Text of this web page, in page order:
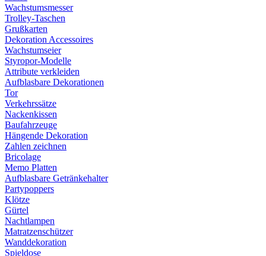
Wachstumsmesser
Trolley-Taschen
Grußkarten
Dekoration Accessoires
Wachstumseier
Styropor-Modelle
Attribute verkleiden
Aufblasbare Dekorationen
Tor
Verkehrssätze
Nackenkissen
Baufahrzeuge
Hängende Dekoration
Zahlen zeichnen
Bricolage
Memo Platten
Aufblasbare Getränkehalter
Partypoppers
Klötze
Gürtel
Nachtlampen
Matratzenschützer
Wanddekoration
Spieldose